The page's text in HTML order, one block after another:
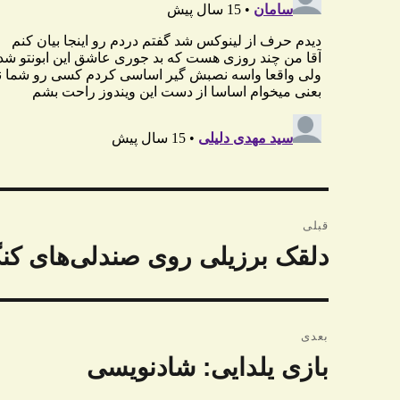
نوشته
قبلی
نوشته
دلقک برزیلی روی صندلی‌های
بعدی
نوشته
بازی یلدایی: شادنویسی